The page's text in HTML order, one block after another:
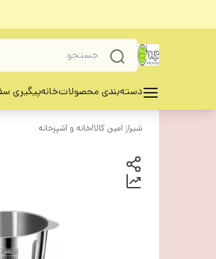
دسته‌بندی محصولاتخانهپیگیری
شیراز امین کالا/خانه و آشپزخانه